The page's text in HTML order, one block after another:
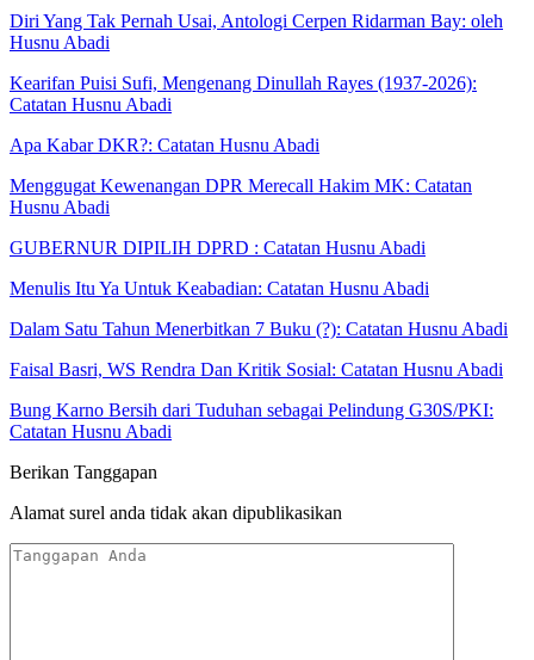
Diri Yang Tak Pernah Usai, Antologi Cerpen Ridarman Bay: oleh
Husnu Abadi
Kearifan Puisi Sufi, Mengenang Dinullah Rayes (1937-2026):
Catatan Husnu Abadi
Apa Kabar DKR?: Catatan Husnu Abadi
Menggugat Kewenangan DPR Merecall Hakim MK: Catatan
Husnu Abadi
GUBERNUR DIPILIH DPRD : Catatan Husnu Abadi
Menulis Itu Ya Untuk Keabadian: Catatan Husnu Abadi
Dalam Satu Tahun Menerbitkan 7 Buku (?): Catatan Husnu Abadi
Faisal Basri, WS Rendra Dan Kritik Sosial: Catatan Husnu Abadi
Bung Karno Bersih dari Tuduhan sebagai Pelindung G30S/PKI:
Catatan Husnu Abadi
Berikan Tanggapan
Alamat surel anda tidak akan dipublikasikan